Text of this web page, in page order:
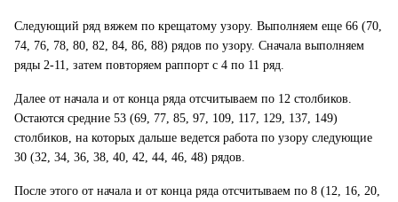
Следующий ряд вяжем по крещатому узору. Выполняем еще 66 (70,
74, 76, 78, 80, 82, 84, 86, 88) рядов по узору. Сначала выполняем
ряды 2-11, затем повторяем раппорт с 4 по 11 ряд.
Далее от начала и от конца ряда отсчитываем по 12 столбиков.
Остаются средние 53 (69, 77, 85, 97, 109, 117, 129, 137, 149)
столбиков, на которых дальше ведется работа по узору следующие
30 (32, 34, 36, 38, 40, 42, 44, 46, 48) рядов.
После этого от начала и от конца ряда отсчитываем по 8 (12, 16, 20,